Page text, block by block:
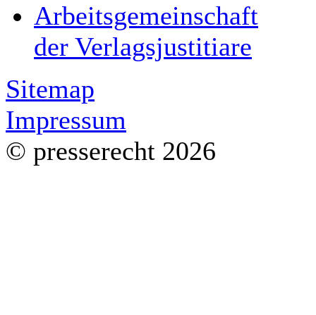
Arbeitsgemeinschaft
der Verlagsjustitiare
Sitemap
Impressum
© presserecht 2026